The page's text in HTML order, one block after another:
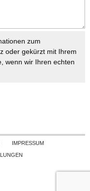
zum
oder gekürzt mit Ihrem
wenn wir Ihren echten
IMPRESSUM